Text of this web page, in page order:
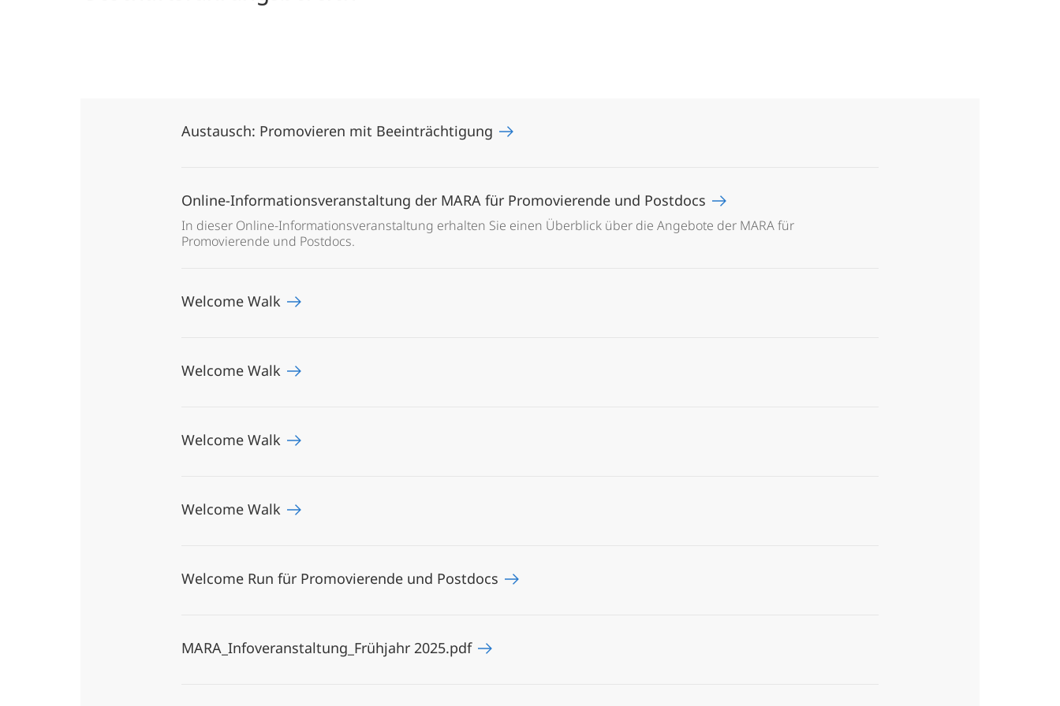
Austausch: Promovieren mit Beeinträchtigung
Online-Informationsveranstaltung der MARA für Promovierende und Postdocs
In dieser Online-Informationsveranstaltung erhalten Sie einen Überblick über die Angebote der MARA für
Promovierende und Postdocs.
Welcome Walk
Welcome Walk
Welcome Walk
Welcome Walk
Welcome Run für Promovierende und Postdocs
MARA_Infoveranstaltung_Frühjahr 2025.pdf